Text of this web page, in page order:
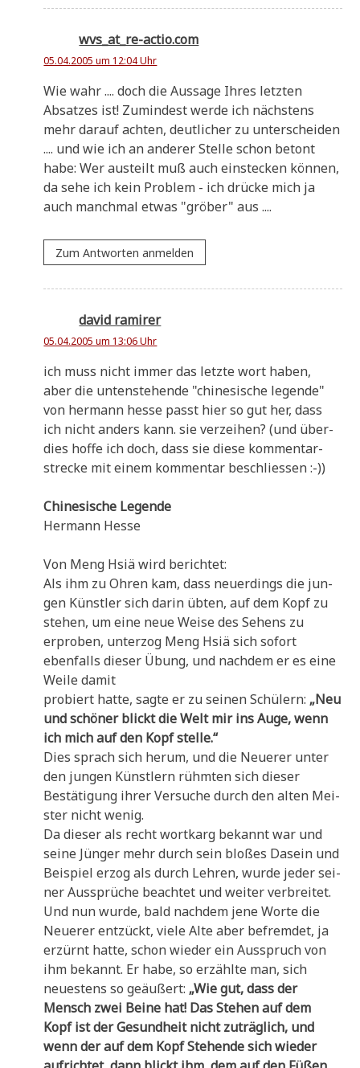
wvs_at_re-actio.com
05.04.2005 um 12:04 Uhr
Wie wahr .... doch die Aus­sa­ge Ihres letz­ten
Absat­zes ist! Zumin­dest wer­de ich näch­stens
mehr dar­auf ach­ten, deut­li­cher zu unter­schei­den
.... und wie ich an ande­rer Stel­le schon betont
habe: Wer aus­teilt muß auch ein­stecken kön­nen,
da sehe ich kein Pro­blem - ich drücke mich ja
auch manch­mal etwas "grö­ber" aus ....
Zum Antworten anmelden
david ramirer
05.04.2005 um 13:06 Uhr
ich muss nicht immer das letz­te wort haben,
aber die unten­ste­hen­de "chi­ne­si­sche legen­de"
von her­mann hes­se passt hier so gut her, dass
ich nicht anders kann. sie ver­zei­hen? (und über­
dies hof­fe ich doch, dass sie die­se kom­men­tar­
strecke mit einem kom­men­tar beschliessen :-))
Chi­ne­si­sche Legende
Her­mann Hesse
Von Meng Hsiä wird berichtet:
Als ihm zu Ohren kam, dass neu­er­dings die jun­
gen Künst­ler sich dar­in übten, auf dem Kopf zu
ste­hen, um eine neue Wei­se des Sehens zu
erpro­ben, unter­zog Meng Hsiä sich sofort
eben­falls die­ser Übung, und nach­dem er es eine
Wei­le damit
pro­biert hat­te, sag­te er zu sei­nen Schü­lern: „Neu
und schö­ner blickt die Welt mir ins Auge, wenn
ich mich auf den Kopf stelle.“
Dies sprach sich her­um, und die Neue­rer unter
den jun­gen Künst­lern rühm­ten sich die­ser
Bestä­ti­gung ihrer Ver­su­che durch den alten Mei­
ster nicht wenig.
Da die­ser als recht wort­karg bekannt war und
sei­ne Jün­ger mehr durch sein blo­ßes Dasein und
Bei­spiel erzog als durch Leh­ren, wur­de jeder sei­
ner Aus­sprü­che beach­tet und wei­ter verbreitet.
Und nun wur­de, bald nach­dem jene Wor­te die
Neue­rer ent­zückt, vie­le Alte aber befrem­det, ja
erzürnt hat­te, schon wie­der ein Aus­spruch von
ihm bekannt. Er habe, so erzähl­te man, sich
neue­stens so geäu­ßert: „Wie gut, dass der
Mensch zwei Bei­ne hat! Das Ste­hen auf dem
Kopf ist der Gesund­heit nicht zuträg­lich, und
wenn der auf dem Kopf Ste­hen­de sich wie­der